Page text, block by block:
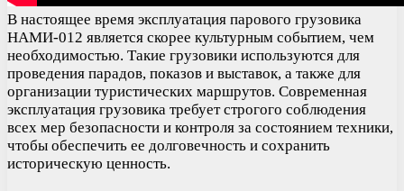
В настоящее время эксплуатация парового грузовика
НАМИ-012 является скорее культурным событием, чем
необходимостью. Такие грузовики используются для
проведения парадов, показов и выставок, а также для
организации туристических маршрутов. Современная
эксплуатация грузовика требует строгого соблюдения
всех мер безопасности и контроля за состоянием техники,
чтобы обеспечить ее долговечность и сохранить
историческую ценность.